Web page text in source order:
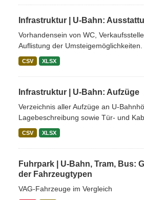
Infrastruktur | U-Bahn:
Vorhandensein von WC,
Auflistung der Umsteigemöglichkeiten.
CSV XLSX
Infrastruktur | U-Bahn: Aufzüge
Verzeichnis aller Aufzüge an U-
Lagebeschreibung sowie Tür- und
CSV XLSX
Fuhrpark | U-Bahn, Tram, Bus:
der Fahrzeugtypen
VAG-Fahrzeuge im Vergleich